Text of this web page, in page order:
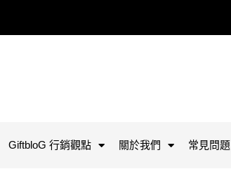
GiftbloG 行銷觀點 關於我們 常見問題